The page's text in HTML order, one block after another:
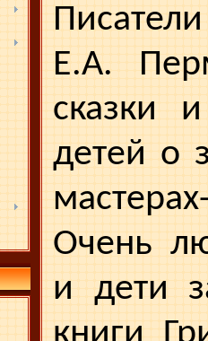
Е.А.
сказ­ки
детей о
Очень
и дети